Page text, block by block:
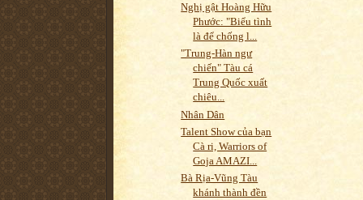
Nghị gật Hoàng Hữu
Phước: "Biểu tình
là để chống l...
"Trung-Hàn ngư
chiến" Tàu cá
Trung Quốc xuất
chiêu...
Nhân Dân
Talent Show của bạn
Cà ri, Warriors of
Goja AMAZI...
Bà Rịa-Vũng Tàu
khánh thành đền